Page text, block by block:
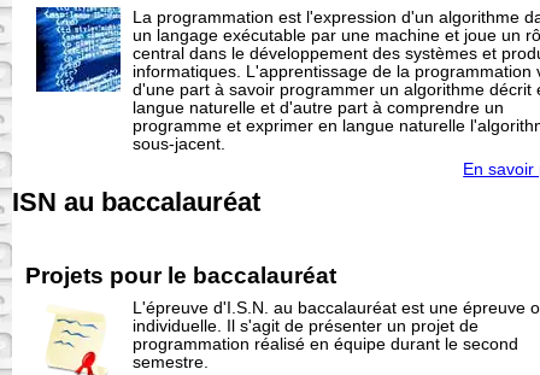
La programmation est l'expression d'un algorithme
un langage exécutable par une machine et joue un
central dans le développement des systèmes et
informatiques. L'apprentissage de la programmation
d'une part à savoir programmer un algorithme décrit
langue naturelle et d'autre part à comprendre un
programme et exprimer en langue naturelle
sous-jacent.
En savoir
ISN au baccalauréat
Projets pour le baccalauréat
L'épreuve d'I.S.N. au baccalauréat est une épreuve
individuelle. Il s'agit de présenter un projet de
programmation réalisé en équipe durant le second
semestre.